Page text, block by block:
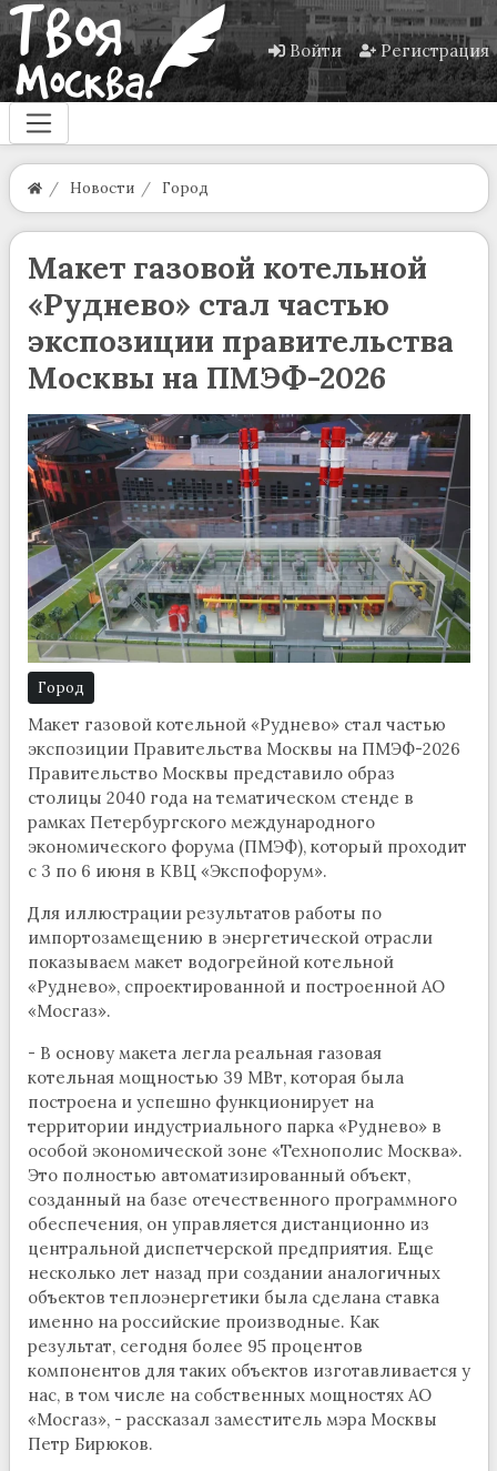
Войти Регистрация
Новости Город
Макет газовой котельной
«Руднево» стал частью
экспозиции правительства
Москвы на ПМЭФ-2026
Город
Макет газовой котельной «Руднево» стал частью
экспозиции Правительства Москвы на ПМЭФ-2026
Правительство Москвы представило образ
столицы 2040 года на тематическом стенде в
рамках Петербургского международного
экономического форума (ПМЭФ), который проходит
с 3 по 6 июня в КВЦ «Экспофорум».
Для иллюстрации результатов работы по
импортозамещению в энергетической отрасли
показываем макет водогрейной котельной
«Руднево», спроектированной и построенной АО
«Мосгаз».
- В основу макета легла реальная газовая
котельная мощностью 39 МВт, которая была
построена и успешно функционирует на
территории индустриального парка «Руднево» в
особой экономической зоне «Технополис Москва».
Это полностью автоматизированный объект,
созданный на базе отечественного программного
обеспечения, он управляется дистанционно из
центральной диспетчерской предприятия. Еще
несколько лет назад при создании аналогичных
объектов теплоэнергетики была сделана ставка
именно на российские производные. Как
результат, сегодня более 95 процентов
компонентов для таких объектов изготавливается у
нас, в том числе на собственных мощностях АО
«Мосгаз», - рассказал заместитель мэра Москвы
Петр Бирюков.